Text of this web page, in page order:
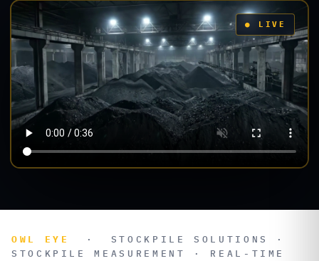
OWL EYE · STOCKPILE SOLUTIONS ·
STOCKPILE MEASUREMENT · REAL-TIME